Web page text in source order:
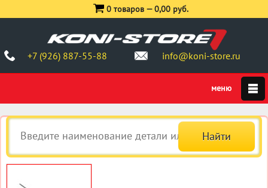
+7 (926) 887-55-88 info@koni-store.ru
0 товаров —0,00 руб.